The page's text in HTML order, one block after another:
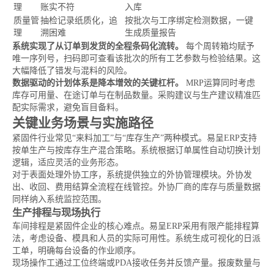
理
账实不符
入库
质量管
理
抽检记录纸质化，追
溯困难
按批次与工序绑定检测数据，一键
生成质量报告
系统实现了从订单到发货的全程条码化流转。
每个周转箱均赋予
唯一序列号，扫码即可查看该批次的所有工艺参数与检验结果。这
大幅降低了错发与混料的风险。
数据驱动的计划体系是降本增效的关键杠杆。
MRP运算同时考虑
库存可用量、在途订单与在制品数量。采购建议与生产建议精准匹
配实际需求，避免盲目备料。
关键业务场景与实施路径
紧固件行业常见“来料加工”与“库存生产”两种模式。易呈ERP支持
按单生产与按库存生产混合策略。系统根据订单属性自动切换计划
逻辑，适应灵活的业务形态。
对于表面处理外协工序，系统提供独立的外协管理模块。外协发
出、收回、费用结算全流程在线管控。外协厂商的库存与质量数据
同样纳入系统监控范围。
生产排程与现场执行
车间排程是紧固件企业的核心难点。易呈ERP采用有限产能排程算
法，考虑设备、模具和人员的实际可用性。系统生成可视化的日派
工单，明确每台设备的作业顺序。
现场操作工通过工位终端或PDA接收任务并反馈产量。报废数量与